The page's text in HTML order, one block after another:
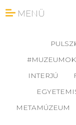
MENÜ
INTERJÚ
METAMÚZEUM